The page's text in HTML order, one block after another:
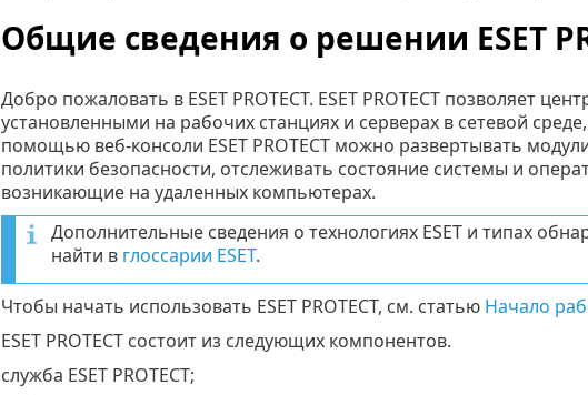
Общие сведения о решении ESET
Добро пожаловать в ESET PROTECT. ESET PROTECT позволяет
установленными на рабочих станциях и серверах в сетевой
помощью веб-консоли ESET PROTECT можно развертывать
политики безопасности, отслеживать состояние системы и
возникающие на удаленных компьютерах.
Дополнительные сведения о технологиях ESET и типах
найти в глоссарии ESET.
Чтобы начать использовать ESET PROTECT, см. статью Начало
ESET PROTECT состоит из следующих компонентов.
служба ESET PROTECT;